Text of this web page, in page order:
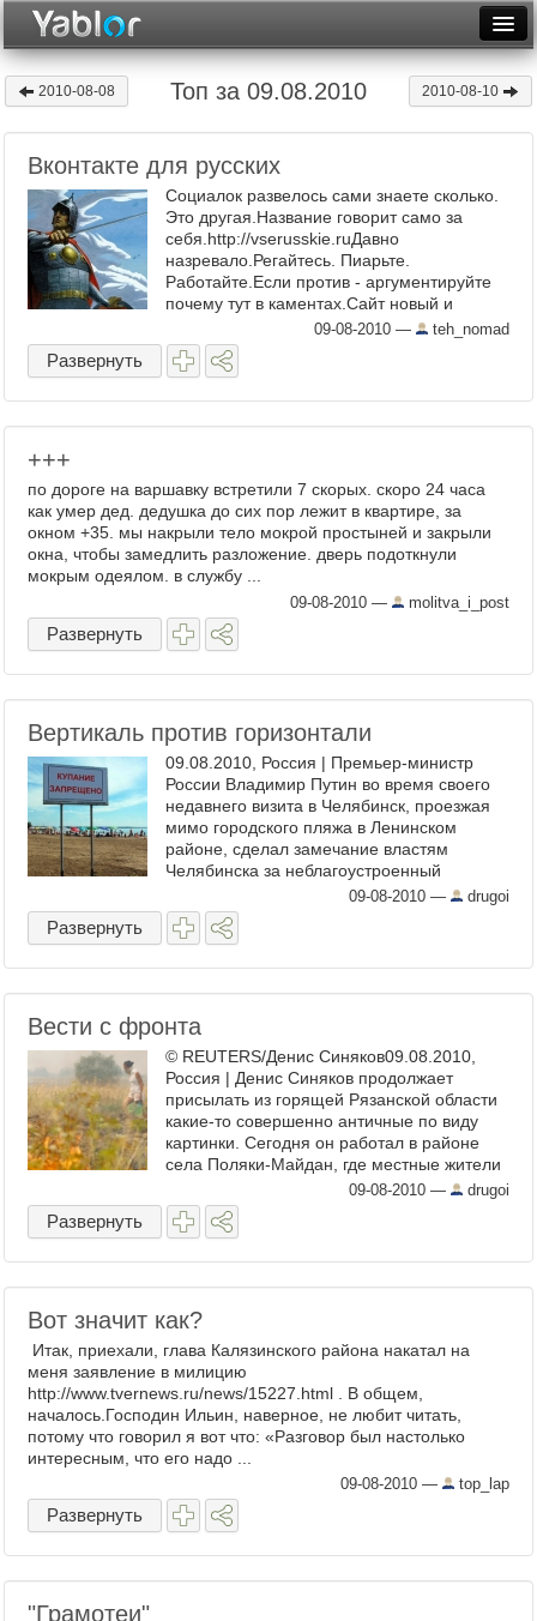
Месяц
Рейтинги
Архив
Фототоп
Видеотоп
2010-08-08 Топ за 09.08.2010 2010-08-10
Вконтакте для русских
Социалок развелось сами знаете сколько.
Это другая.Название говорит само за
себя.http://vserusskie.ruДавно
назревало.Регайтесь. Пиарьте.
Работайте.Если против - аргументируйте
почему тут в каментах.Сайт новый и
крайне нуждается в пиаре. В вашем пиаре.
...
09-08-2010 — teh_nomad
Развернуть
+++
по дороге на варшавку встретили 7 скорых. скоро 24 часа
как умер дед. дедушка до сих пор лежит в квартире, за
окном +35. мы накрыли тело мокрой простыней и закрыли
окна, чтобы замедлить разложение. дверь подоткнули
мокрым одеялом. в службу ...
09-08-2010 — molitva_i_post
Развернуть
Вертикаль против горизонтали
09.08.2010, Россия | Премьер-министр
России Владимир Путин во время своего
недавнего визита в Челябинск, проезжая
мимо городского пляжа в Ленинском
районе, сделал замечание властям
Челябинска за неблагоустроенный
городской пляж. «Не могу сказать, ...
09-08-2010 — drugoi
Развернуть
Вести с фронта
© REUTERS/Денис Синяков09.08.2010,
Россия | Денис Синяков продолжает
присылать из горящей Рязанской области
какие-то совершенно античные по виду
картинки. Сегодня он работал в районе
села Поляки-Майдан, где местные жители
отражали очередную атаку — ...
09-08-2010 — drugoi
Развернуть
Вот значит как?
Итак, приехали, глава Калязинского района накатал на
меня заявление в милицию
http://www.tvernews.ru/news/15227.html . В общем,
началось.Господин Ильин, наверное, не любит читать,
потому что говорил я вот что: «Разговор был настолько
интересным, что его надо ...
09-08-2010 — top_lap
Развернуть
"Грамотеи"